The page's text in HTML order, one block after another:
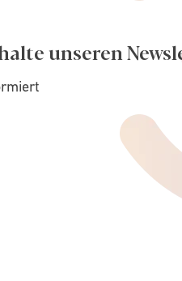
unseren